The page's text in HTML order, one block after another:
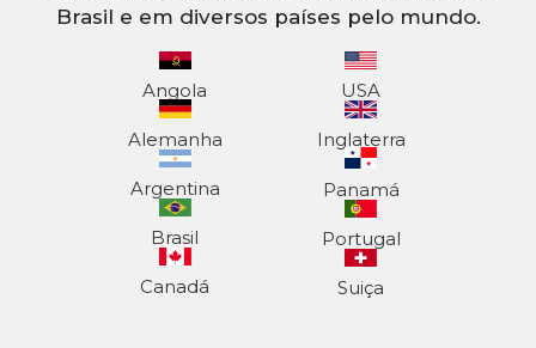
Brasil e em diversos países pelo mundo.
Angola
Alemanha
Argentina
Brasil
Canadá
USA
Inglaterra
Panamá
Portugal
Suiça